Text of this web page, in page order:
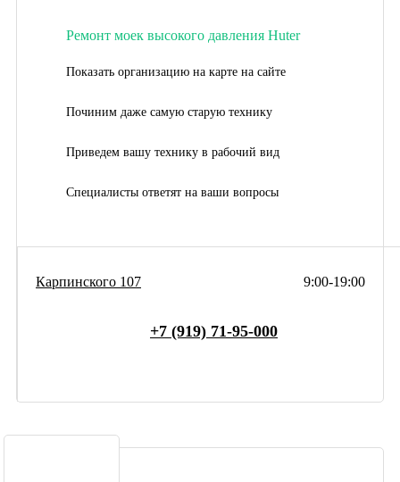
Ремонт моек высокого давления Huter
Показать организацию на карте на сайте
Починим даже самую старую технику
Приведем вашу технику в рабочий вид
Специалисты ответят на ваши вопросы
9:00-19:00
Карпинского 107
+7 (919) 71-95-000